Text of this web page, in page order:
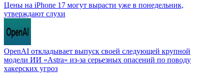
Цены на iPhone 17 могут вырасти уже в понедельник,
утверждают слухи
OpenAI откладывает выпуск своей следующей крупной
модели ИИ «Astra» из-за серьезных опасений по поводу
хакерских угроз